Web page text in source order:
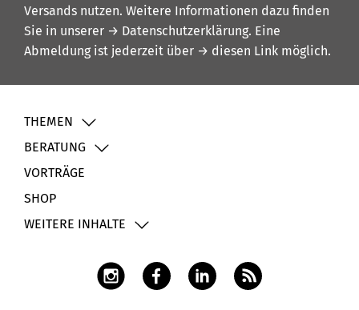
Versands nutzen. Weitere Informationen dazu finden
Sie in unserer → Datenschutzerklärung. Eine
Abmeldung ist jederzeit über → diesen Link möglich.
THEMEN
BERATUNG
VORTRÄGE
SHOP
WEITERE INHALTE